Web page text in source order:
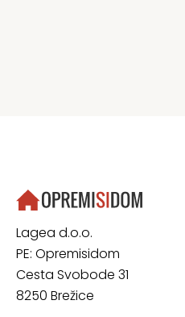
Lagea d.o.o.
PE: Opremisidom
Cesta Svobode 31
8250 Brežice